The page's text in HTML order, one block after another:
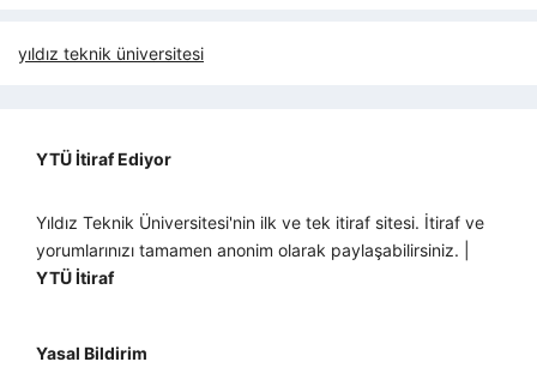
yıldız teknik üniversitesi
YTÜ İtiraf Ediyor
Yıldız Teknik Üniversitesi'nin ilk ve tek itiraf sitesi. İtiraf ve
yorumlarınızı tamamen anonim olarak paylaşabilirsiniz. |
YTÜ İtiraf
Yasal Bildirim